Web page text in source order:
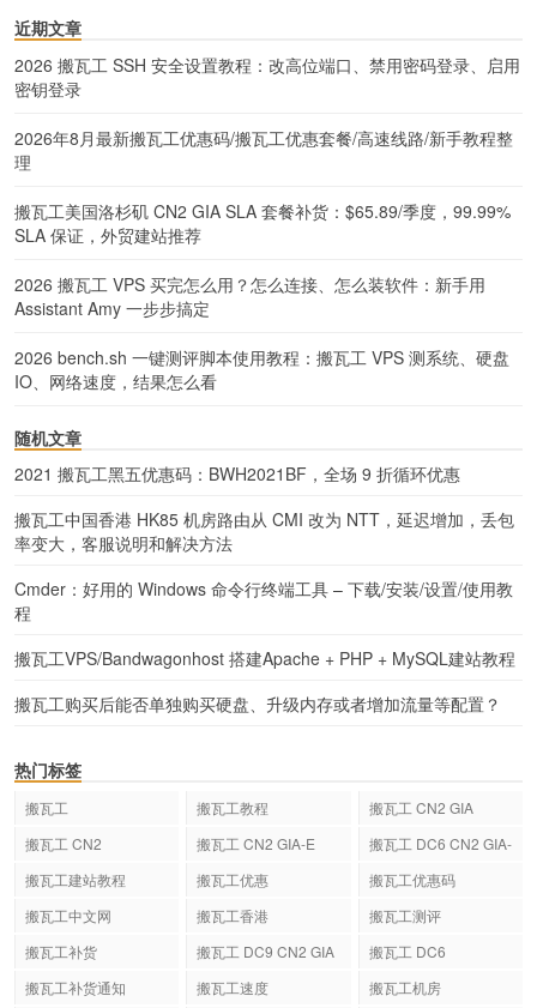
近期文章
2026 搬瓦工 SSH 安全设置教程：改高位端口、禁用密码登录、启用
密钥登录
2026年8月最新搬瓦工优惠码/搬瓦工优惠套餐/高速线路/新手教程整
理
搬瓦工美国洛杉矶 CN2 GIA SLA 套餐补货：$65.89/季度，99.99%
SLA 保证，外贸建站推荐
2026 搬瓦工 VPS 买完怎么用？怎么连接、怎么装软件：新手用
Assistant Amy 一步步搞定
2026 bench.sh 一键测评脚本使用教程：搬瓦工 VPS 测系统、硬盘
IO、网络速度，结果怎么看
随机文章
2021 搬瓦工黑五优惠码：BWH2021BF，全场 9 折循环优惠
搬瓦工中国香港 HK85 机房路由从 CMI 改为 NTT，延迟增加，丢包
率变大，客服说明和解决方法
Cmder：好用的 Windows 命令行终端工具 – 下载/安装/设置/使用教
程
搬瓦工VPS/Bandwagonhost 搭建Apache + PHP + MySQL建站教程
搬瓦工购买后能否单独购买硬盘、升级内存或者增加流量等配置？
热门标签
搬瓦工 搬瓦工教程
搬瓦工 CN2 GIA
搬瓦工 CN2
搬瓦工 CN2 GIA-E
搬瓦工 DC6 CN2 GIA-
搬瓦工建站教程 搬瓦工优惠
搬瓦工优惠码
搬瓦工中文网
搬瓦工香港
搬瓦工测评
搬瓦工补货
搬瓦工 DC9 CN2 GIA
搬瓦工 DC6
搬瓦工补货通知
搬瓦工速度 搬瓦工机房